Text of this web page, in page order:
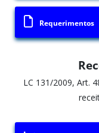
Requerimentos
LC 131/2009, Art.